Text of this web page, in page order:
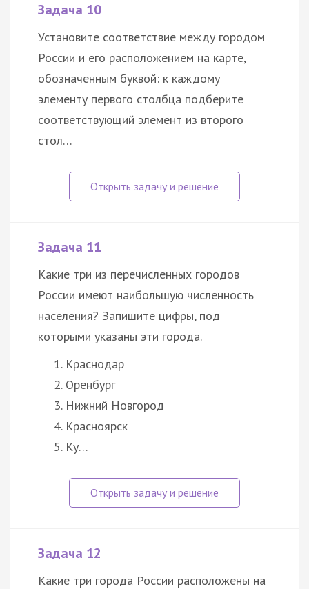
Задача 10
Установите соответствие между городом
России и его расположением на карте,
обозначенным буквой: к каждому
элементу первого столбца подберите
соответствующий элемент из второго
стол…
Задача 11
Какие три из перечисленных городов
России имеют наибольшую численность
населения? Запишите цифры, под
которыми указаны эти города.
Краснодар
Оренбург
Нижний Новгород
Красноярск
Ку…
Задача 12
Какие три города России расположены на